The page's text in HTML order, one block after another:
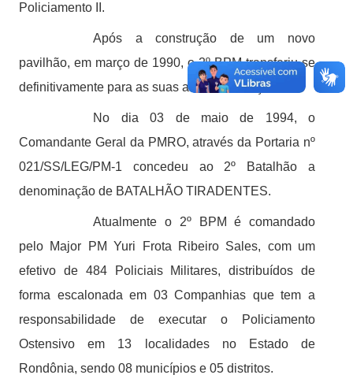
Policiamento II.
Após a construção de um novo
pavilhão, em março de 1990, o 2º BPM transferiu-se
definitivamente para as suas atuais instalações.
No dia 03 de maio de 1994, o
Comandante Geral da PMRO, através da Portaria nº
021/SS/LEG/PM-1 concedeu ao 2º Batalhão a
denominação de BATALHÃO TIRADENTES.
Atualmente o 2º BPM é comandado
pelo Major PM Yuri Frota Ribeiro Sales, com um
efetivo de 484 Policiais Militares, distribuídos de
forma escalonada em 03 Companhias que tem a
responsabilidade de executar o Policiamento
Ostensivo em 13 localidades no Estado de
Rondônia, sendo 08 municípios e 05 distritos.